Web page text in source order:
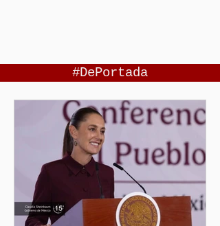
#DePortada